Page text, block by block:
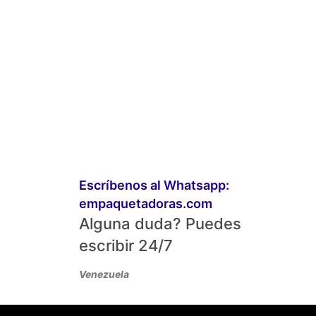
Escríbenos al Whatsapp:
empaquetadoras.com
Alguna duda? Puedes
escribir 24/7
Venezuela